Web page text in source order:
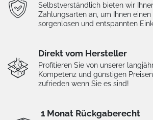
Selbstverständlich bieten wir
Zahlungsarten an, um Ihnen einen
sorgenlosen und entspannten
Direkt vom Hersteller
Profitieren Sie von unserer
Kompetenz und günstigen
zufrieden wenn Sie es sind!
1 Monat Rückgaberecht